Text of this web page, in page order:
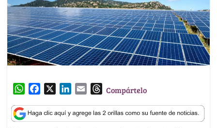
W
a
t
c
e
n
k
a
i
T
r
e
Compártelo